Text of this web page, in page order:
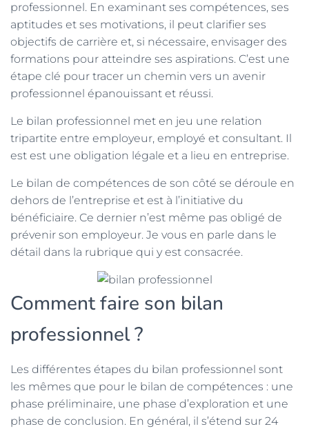
professionnel. En examinant ses compétences, ses
aptitudes et ses motivations, il peut clarifier ses
objectifs de carrière et, si nécessaire, envisager des
formations pour atteindre ses aspirations. C’est une
étape clé pour tracer un chemin vers un avenir
professionnel épanouissant et réussi.
Le bilan professionnel met en jeu une relation
tripartite entre employeur, employé et consultant. Il
est est une obligation légale et a lieu en entreprise.
Le bilan de compétences de son côté se déroule en
dehors de l’entreprise et est à l’initiative du
bénéficiaire. Ce dernier n’est même pas obligé de
prévenir son employeur. Je vous en parle dans le
détail dans la rubrique qui y est consacrée.
Comment faire son bilan
professionnel ?
Les différentes étapes du bilan professionnel sont
les mêmes que pour le bilan de compétences : une
phase préliminaire, une phase d’exploration et une
phase de conclusion. En général, il s’étend sur 24